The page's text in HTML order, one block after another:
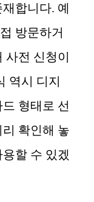
합니다. 예
방문하거
전 신청이
역시 디지
형태로 선
확인해 놓
할 수 있겠